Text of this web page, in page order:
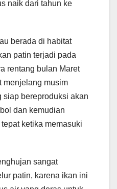
naik dari tahun ke
berada di habitat
patin terjadi pada
rentang bulan Maret
menjelang musim
siap bereproduksi akan
dan kemudian
ketika memasuki
sangat
patin, karena ikan ini